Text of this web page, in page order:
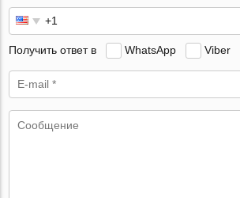
Получить ответ в WhatsApp Viber